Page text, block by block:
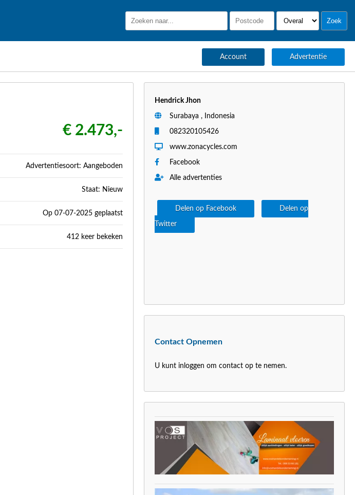
Account Advertentie
€ 2.473,-
Advertentiesoort: Aangeboden
Staat: Nieuw
Op 07-07-2025 geplaatst
412 keer bekeken
Hendrick Jhon
Surabaya , Indonesia
082320105426
www.zonacycles.com
Facebook
Alle advertenties
Delen op Facebook Delen op
Twitter
Contact Opnemen
U kunt inloggen om contact op te nemen.